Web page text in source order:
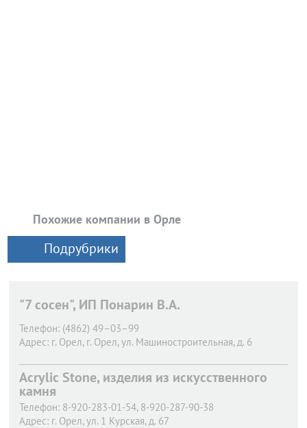
Похожие компании в Орле
Подрубрики
"7 сосен", ИП Понарин В.А.
Телефон: (4862) 49–03–99
Адрес: г. Орел, г. Орел, ул. Машиностроительная, д. 6
Acrylic Stone, изделия из искусственного
камня
Телефон: 8-920-283-01-54, 8-920-287-90-38
Адрес: г. Орел, ул. 1 Курская, д. 67